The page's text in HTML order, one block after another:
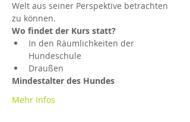
Welt aus seiner Perspektive betrachten
zu können.
Wo findet der Kurs statt?
In den Räumlichkeiten der
Hundeschule
Draußen
Mindestalter des Hundes
Mehr Infos